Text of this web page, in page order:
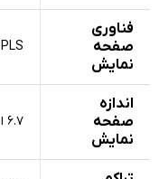
فناوری
صفحه‌
نمایش
PLS
اندازه
صفحه
نمایش
۶.۷ اینچ